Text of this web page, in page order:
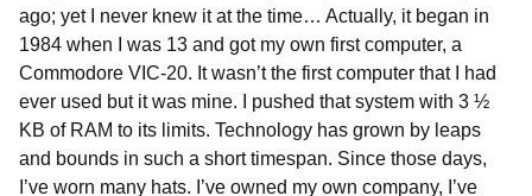
ago; yet I never knew it at the time… Actually, it began in
1984 when I was 13 and got my own first computer, a
Commodore VIC-20. It wasn’t the first computer that I had
ever used but it was mine. I pushed that system with 3 ½
KB of RAM to its limits. Technology has grown by leaps
and bounds in such a short timespan. Since those days,
I’ve worn many hats. I’ve owned my own company, I’ve